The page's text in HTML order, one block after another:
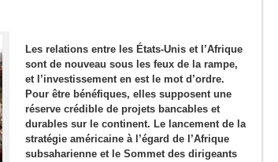
Les relations entre les États-Unis et l’Afrique
sont de nouveau sous les feux de la rampe,
et l’investissement en est le mot d’ordre.
Pour être bénéfiques, elles supposent une
réserve crédible de projets bancables et
durables sur le continent. Le lancement de la
stratégie américaine à l’égard de l’Afrique
subsaharienne et le Sommet des dirigeants